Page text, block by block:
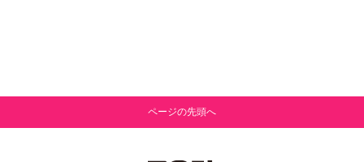
ページの先頭へ